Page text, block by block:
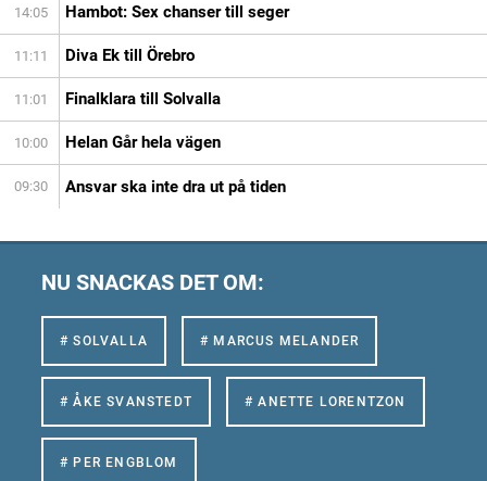
14:05 Hambot: Sex chanser till seger
11:11 Diva Ek till Örebro
11:01 Finalklara till Solvalla
10:00 Helan Går hela vägen
09:30 Ansvar ska inte dra ut på tiden
NU SNACKAS DET OM:
# SOLVALLA # MARCUS MELANDER
# ÅKE SVANSTEDT # ANETTE LORENTZON
# PER ENGBLOM